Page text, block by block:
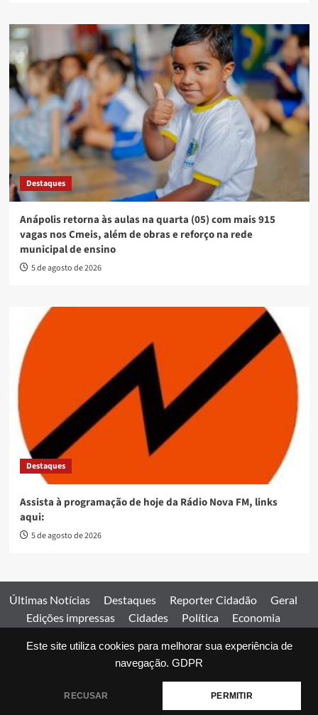
Este site utiliza cookies para melhorar sua experiência de
navegação. GDPR
RECUSAR PERMITIR
Destaques
Anápolis retorna às aulas na quarta (05) com mais 915
vagas nos Cmeis, além de obras e reforço na rede
municipal de ensino
5 de agosto de 2026
Destaques
Assista à programação de hoje da Rádio Nova FM, links
aqui:
5 de agosto de 2026
Últimas Notícias Destaques Reporter Cidadão
Geral
Edições impressas
Cidades Política
Economia
Comercial
Edições impressas Expediente Home
© 2026 Jornal Estado de Goiás. Todos os direitos reservados.